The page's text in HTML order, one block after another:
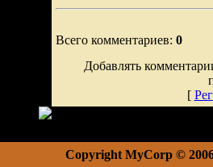
Всего комментариев: 0
Добавлять
[
Copyright MyCorp ©